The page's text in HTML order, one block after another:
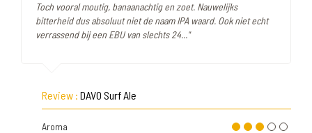
Toch vooral moutig, banaanachtig en zoet. Nauwelijks
bitterheid dus absoluut niet de naam IPA waard. Ook niet echt
verrassend bij een EBU van slechts 24..."
Review : DAVO Surf Ale
Aroma